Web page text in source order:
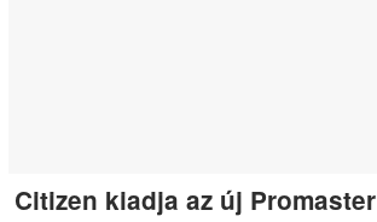
Citizen kiadja az új Promaster